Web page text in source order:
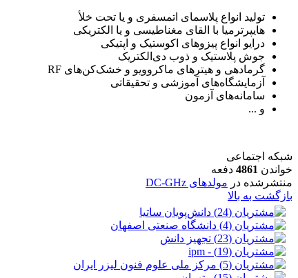
تولید انواع پلاسمای اتمسفری و یا تحت خلأ
هایپرترمیا با القای مغناطیسی و یا الکتریکی
درایو انواع پیزوهای اکوستیک و اپتیکی
جوش پلاستیک و ذوب دی‌الکتریک
گرمادهی و هیترهای ماکروویو و خشک‌کن‌های RF
آزمایشگاه‌های آموزشی و تحقیقاتی
سامانه‌های آزمون
و ...
شبکه اجتماعی
خواندن 4861 دفعه
منتشرشده در مولدهای DC-GHz
بازگشت به بالا